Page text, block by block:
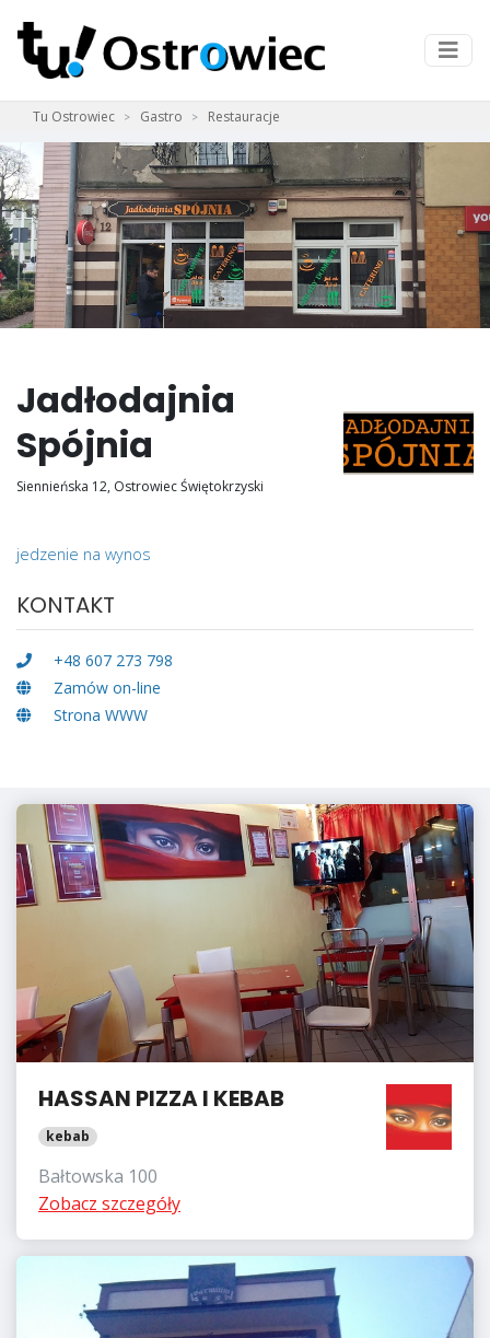
Tu Ostrowiec Gastro Restauracje
Jadłodajnia
Spójnia
Siennieńska 12, Ostrowiec Świętokrzyski
jedzenie na wynos
KONTAKT
+48 607 273 798
Zamów on-line
Strona WWW
HASSAN PIZZA I KEBAB
kebab
Bałtowska 100
Zobacz szczegóły